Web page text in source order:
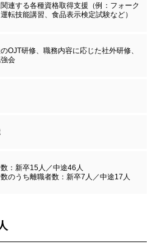
連する各種資格取得支援（例：フォーク
転技能講習、食品表示検定試験など）
OJT研修、職務内容に応じた社外研修、
会
：新卒15人／中途46人
のうち離職者数：新卒7人／中途17人